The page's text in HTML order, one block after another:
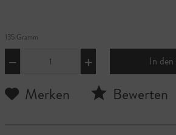
135 Gramm
In den
Merken Bewerten